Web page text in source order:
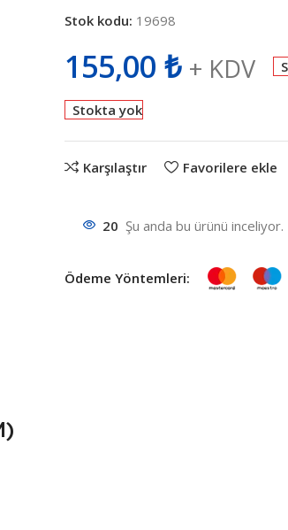
Stok kodu: 19698
155,00 ₺ + KDV
Stokta yok
Karşılaştır Favorilere ekle
20 Şu anda bu ürünü inceliyor.
Ödeme Yöntemleri: